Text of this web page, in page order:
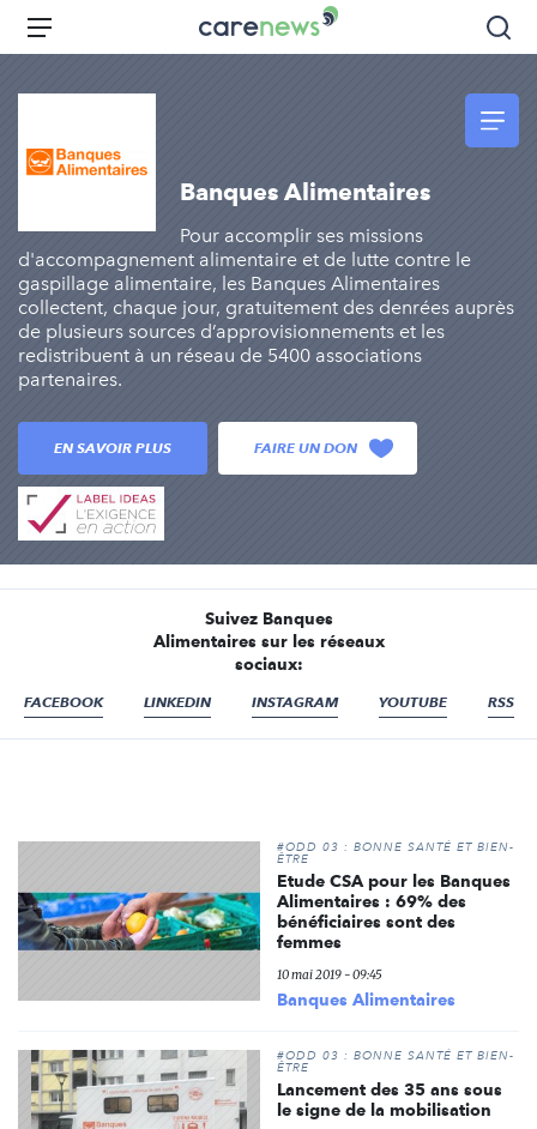
Aller
principal
Carenews,
Le
l'engagement
Menu
Banques Alimentaires
Pour accomplir ses missions
d'accompagnement alimentaire et de lutte contre le
gaspillage alimentaire, les Banques Alimentaires
collectent, chaque jour, gratuitement des denrées auprès
de plusieurs sources d’approvisionnements et les
redistribuent à un réseau de 5400 associations
partenaires.
EN SAVOIR PLUS FAIRE UN DON
Suivez Banques
Alimentaires sur les réseaux
sociaux:
FACEBOOK LINKEDIN INSTAGRAM YOUTUBE RSS
#ODD 03 : BONNE SANTÉ ET BIEN-
ÊTRE
Etude CSA pour les Banques
Alimentaires : 69% des
bénéficiaires sont des
femmes
10 mai 2019 - 09:45
Banques Alimentaires
#ODD 03 : BONNE SANTÉ ET BIEN-
ÊTRE
Lancement des 35 ans sous
le signe de la mobilisation